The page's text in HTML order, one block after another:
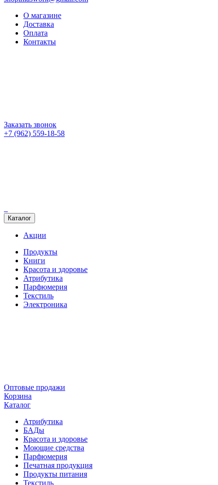
О магазине
Доставка
Оплата
Контакты
Заказать звонок
+7 (962) 559-18-58
Каталог
Акции
Продукты
Книги
Красота и здоровье
Атрибутика
Парфюмерия
Текстиль
Электроника
Оптовые продажи
Корзина
Каталог
Атрибутика
БАДы
Красота и здоровье
Моющие средства
Парфюмерия
Печатная продукция
Продукты питания
Текстиль